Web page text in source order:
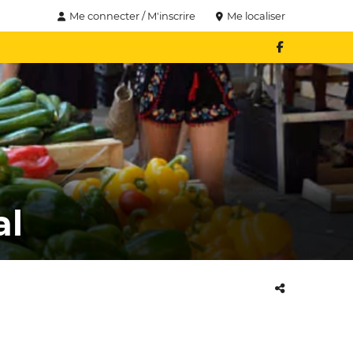
Me connecter / M'inscrire Me localiser